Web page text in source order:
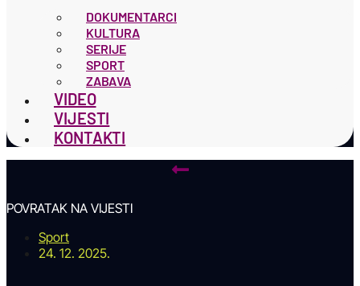
DOKUMENTARCI
KULTURA
SERIJE
SPORT
ZABAVA
VIDEO
VIJESTI
KONTAKTI
POVRATAK NA VIJESTI
Sport
24. 12. 2025.